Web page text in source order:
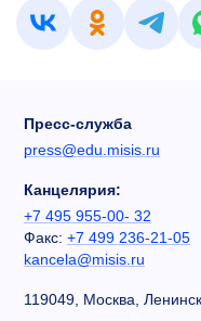
Пресс-служба
press@edu.misis.ru
Канцелярия:
+7 495 955-00- 32
Факс: +7 499 236-21-05
kancela@misis.ru
119049, Москва,